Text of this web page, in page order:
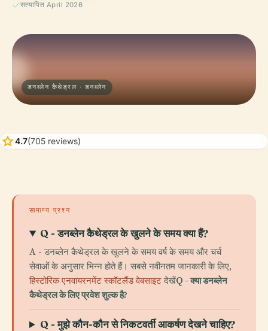
सत्यापित April 2026
डनब्लेन कैथेड्रल · डनब्लेन
star4.7(705 reviews)
सामान्य प्रश्न
Q - डनब्लेन कैथेड्रल के खुलने के समय क्या हैं?
A - डनब्लेन कैथेड्रल के खुलने के समय वर्ष के समय और चर्च
सेवाओं के अनुसार भिन्न होते हैं। सबसे नवीनतम जानकारी के लिए,
हिस्टोरिक एनवायरनमेंट स्कॉटलैंड वेबसाइटदेखेंQ - क्या डनब्लेन
कैथेड्रल के लिए प्रवेश शुल्क है?
Q - मुझे कौन-कौन से निकटवर्ती आकर्षण देखने चाहिए?